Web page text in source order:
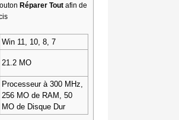
Réparer Tout afin de
Win 11, 10, 8, 7
21.2 MO
Processeur à 300 MHz,
256 MO de RAM, 50
MO de Disque Dur